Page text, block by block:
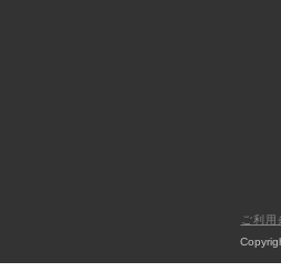
ご利用